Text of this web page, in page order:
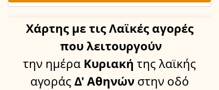
Χάρτης με τις Λαϊκές αγορές
που λειτουργούν
την ημέρα Κυριακή της λαϊκής
αγοράς Δ' Αθηνών στην οδό